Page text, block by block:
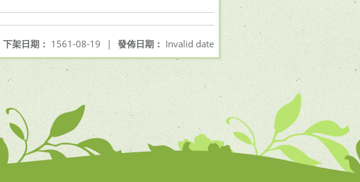
發佈日期： Invalid date
下架日期： 1561-08-19 |